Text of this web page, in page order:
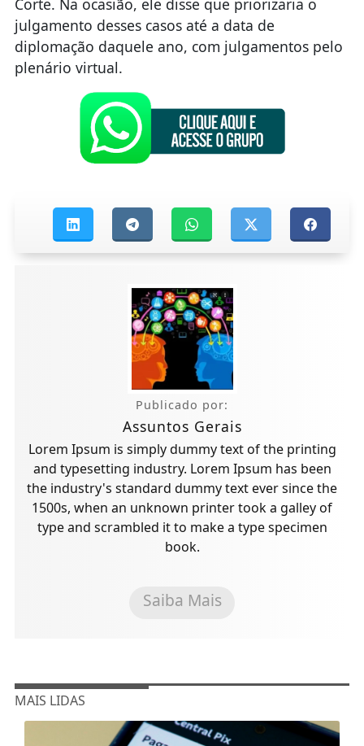
julgamento desses casos até a data de
diplomação daquele ano, com julgamentos pelo
plenário virtual.
Publicado por:
Assuntos Gerais
Lorem Ipsum is simply dummy text of the printing
and typesetting industry. Lorem Ipsum has been
the industry's standard dummy text ever since the
1500s, when an unknown printer took a galley of
type and scrambled it to make a type specimen
book.
Saiba Mais
MAIS LIDAS